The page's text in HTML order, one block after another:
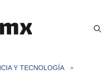
Y TECNOLOGÍA